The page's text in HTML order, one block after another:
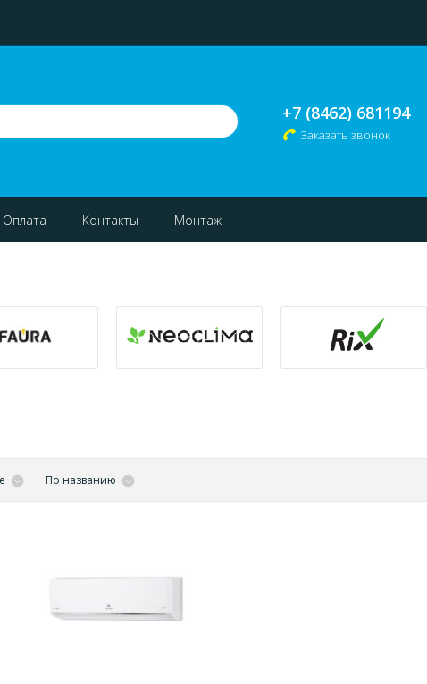
+7 (8462) 681194
Заказать звонок
Оплата Контакты Монтаж
По названию